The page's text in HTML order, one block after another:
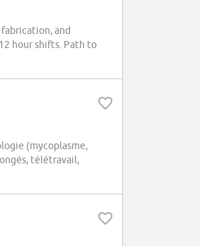
and
hour shifts. Path to
(mycoplasme,
télétravail,